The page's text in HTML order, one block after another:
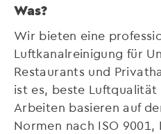
Was?
Wir bieten eine
Luftkanalreinigung für
Restaurants und
ist es, beste Luftqualität
Arbeiten basieren auf
Normen nach ISO 9001,